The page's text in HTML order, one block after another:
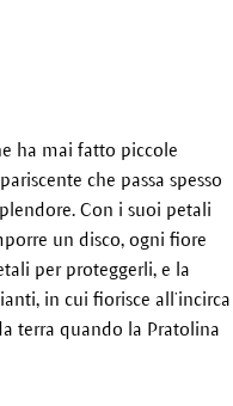
ha mai fatto piccole
che passa spesso
Con i suoi petali
un disco, ogni fiore
per proteggerli, e la
in cui fiorisce all’incirca
terra quando la Pratolina